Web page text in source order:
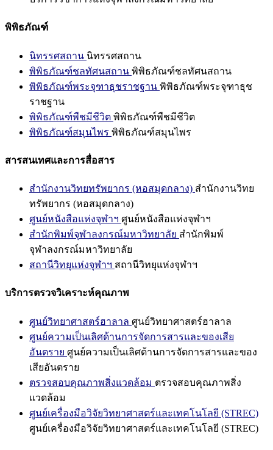
พิพิธภัณฑ์
นิทรรศสถาน นิทรรศสถาน
พิพิธภัณฑ์ชลทัศนสถาน พิพิธภัณฑ์ชลทัศนสถาน
พิพิธภัณฑ์พระจุฑาธุชราชฐาน พิพิธภัณฑ์พระจุฑาธุช
ราชฐาน
พิพิธภัณฑ์พืชมีชีวิต พิพิธภัณฑ์พืชมีชีวิต
พิพิธภัณฑ์สมุนไพร พิพิธภัณฑ์สมุนไพร
สารสนเทศและการสื่อสาร
สำนักงานวิทยทรัพยากร (หอสมุดกลาง) สำนักงานวิทย
ทรัพยากร (หอสมุดกลาง)
ศูนย์หนังสือแห่งจุฬาฯ ศูนย์หนังสือแห่งจุฬาฯ
สำนักพิมพ์จุฬาลงกรณ์มหาวิทยาลัย สำนักพิมพ์
จุฬาลงกรณ์มหาวิทยาลัย
สถานีวิทยุแห่งจุฬาฯ สถานีวิทยุแห่งจุฬาฯ
บริการตรวจวิเคราะห์คุณภาพ
ศูนย์วิทยาศาสตร์ฮาลาล ศูนย์วิทยาศาสตร์ฮาลาล
ศูนย์ความเป็นเลิศด้านการจัดการสารและของเสีย
อันตราย ศูนย์ความเป็นเลิศด้านการจัดการสารและของ
เสียอันตราย
ตรวจสอบคุณภาพสิ่งแวดล้อม ตรวจสอบคุณภาพสิ่ง
แวดล้อม
ศูนย์เครื่องมือวิจัยวิทยาศาสตร์และเทคโนโลยี (STREC)
ศูนย์เครื่องมือวิจัยวิทยาศาสตร์และเทคโนโลยี (STREC)